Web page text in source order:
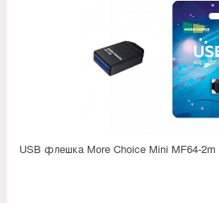
USB флешка More Choice Mini MF64-2m